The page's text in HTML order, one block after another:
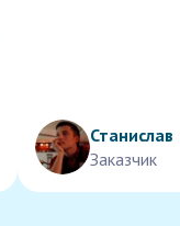
Станислав
Заказчик